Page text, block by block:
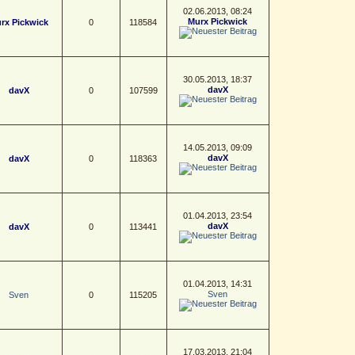
Pickwick 0 118584
02.06.2013, 08:24
Murx Pickwick
davX 0 107599
30.05.2013, 18:37
davX
davX 0 118363
14.05.2013, 09:09
davX
davX 0 113441
01.04.2013, 23:54
davX
Sven 0 115205
01.04.2013, 14:31
Sven
17.03.2013, 21:04